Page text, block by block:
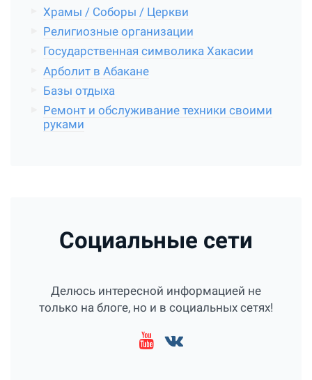
Храмы / Соборы / Церкви
Религиозные организации
Государственная символика Хакасии
Арболит в Абакане
Базы отдыха
Ремонт и обслуживание техники своими
руками
Социальные сети
Делюсь интересной информацией не
только на блоге, но и в социальных сетях!